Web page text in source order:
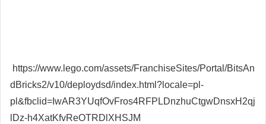
https://www.lego.com/assets/FranchiseSites/Portal/BitsAn
dBricks2/v10/deploydsd/index.html?locale=pl-
pl&fbclid=IwAR3YUqfOvFros4RFPLDnzhuCtgwDnsxH2qj
lDz-h4XatKfvReOTRDlXHSJM